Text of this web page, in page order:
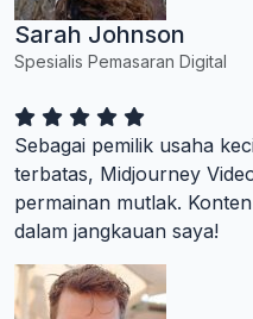
Sarah Johnson
Spesialis Pemasaran Digital
Sebagai pemilik usaha
terbatas, Midjourney
permainan mutlak.
dalam jangkauan saya!